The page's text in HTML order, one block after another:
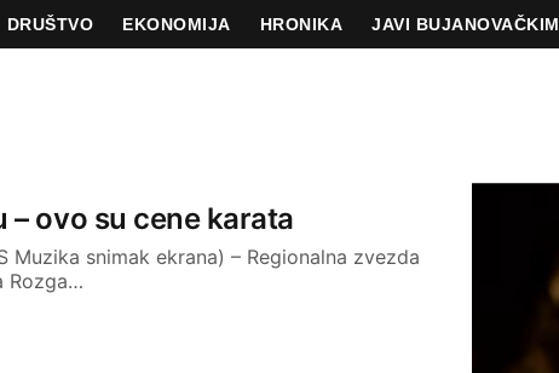
DRUŠTVO EKONOMIJA HRONIKA JAVI BUJANOVAČKIM
– ovo su cene karata
Muzika snimak ekrana) – Regionalna zvezda
Rozga…